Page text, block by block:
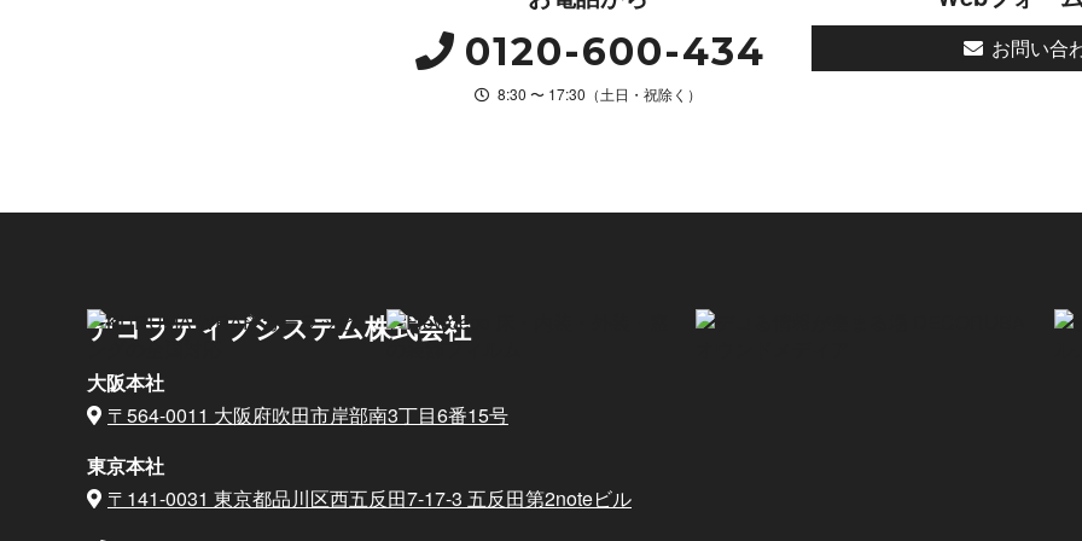
0120-600-434
8:30 〜 17:30（土日・祝除く）
お問い合
デコラティブシステム株式会社
大阪本社
〒564-0011 大阪府吹田市岸部南3丁目6番15号
東京本社
〒141-0031 東京都品川区西五反田7-17-3 五反田第2noteビル